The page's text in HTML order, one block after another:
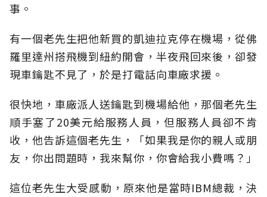
事。
有一個老先生把他新買的凱迪拉克停在機場，從佛
羅里達州搭飛機到紐約開會，半夜飛回來後，卻發
現車鑰匙不見了，於是打電話向車廠求援。
很快地，車廠派人送鑰匙到機場給他，那個老先生
順手塞了20美元給服務人員，但服務人員卻不肯
收，他告訴這個老先生，「如果我是你的親人或朋
友，你出問題時，我來幫你，你會給我小費嗎？」
這位老先生大受感動，原來他是當時IBM總裁，決